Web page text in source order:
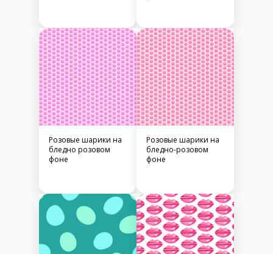
Розовые шарики на
бледно розовом
фоне
Розовые шарики на
бледно-розовом
фоне